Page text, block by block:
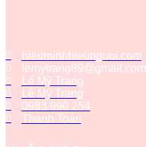
hieuminhhieunguoi.com
lemytrang89@gmail.com
Lê Mỹ Trang
Lê Mỹ Trang
0983 990 254
Thanh Toán